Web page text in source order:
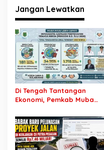
s
i
p
o
s
Jangan Lewatkan
Di Tengah Tantangan
Ekonomi, Pemkab Muba
bagi Warga Lokal